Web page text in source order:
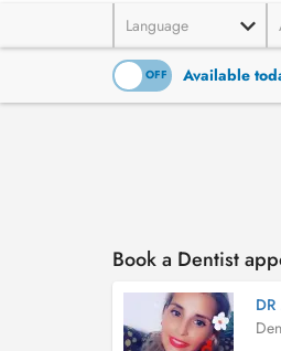
Language
OFF Available
Book a Dentist